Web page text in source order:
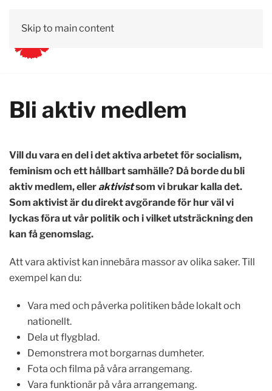
Skip to main content
Bli aktiv medlem
Vill du vara en del i det aktiva arbetet för socialism,
feminism och ett hållbart samhälle? Då borde du bli
aktiv medlem, elleraktivistsom vi brukar kalla det.
Som aktivist är du direkt avgörande för hur väl vi
lyckas föra ut vår politik och i vilket utsträckning den
kan få genomslag.
Att vara aktivist kan innebära massor av olika saker. Till
exempel kan du:
Vara med och påverka politiken både lokalt och
nationellt.
Dela ut flygblad.
Demonstrera mot borgarnas dumheter.
Fota och filma på våra arrangemang.
Vara funktionär på våra arrangemang.